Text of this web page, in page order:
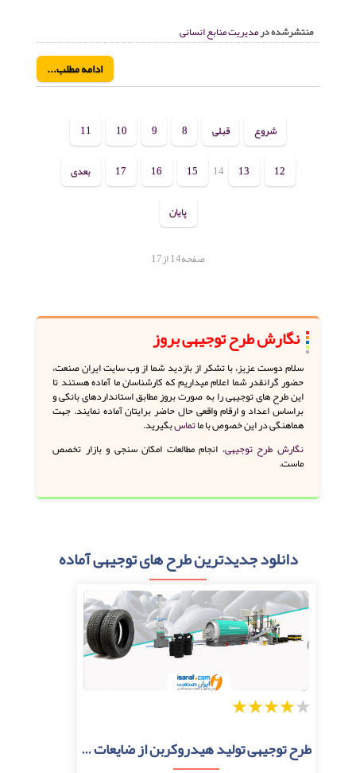
منتشرشده درمدیریت منابع انسانی
ادامه مطلب...
شروع قبلی 8
9
10
11
12
13
14
15
16
17 بعدی
پایان
صفحه14 از17
نگارش طرح توجیهی بروز
سلام دوست عزیز، با تشکر از بازدید شما از وب سایت ایران صنعت،
حضور گرانقدر شما اعلام میداریم که کارشناسان ما آماده هستند تا
این طرح های توجیهی را به صورت بروز مطابق استانداردهای بانکی و
براساس اعداد و ارقام واقعی حال حاضر برایتان آماده نمایند. جهت
هماهنگی در این خصوص با ماتماسبگیرید.
نگارش طرح توجیهی، انجام مطالعات امکان سنجی و بازار تخصص
ماست.
دانلود جدیدترین طرح های توجیهی آماده
5
4
3
2
طرح توجیهی تولید هیدروکربن از ضایعات پلاستیک